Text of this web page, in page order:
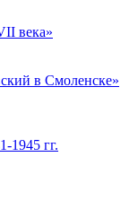
века»
в Смоленске»
1945 гг.